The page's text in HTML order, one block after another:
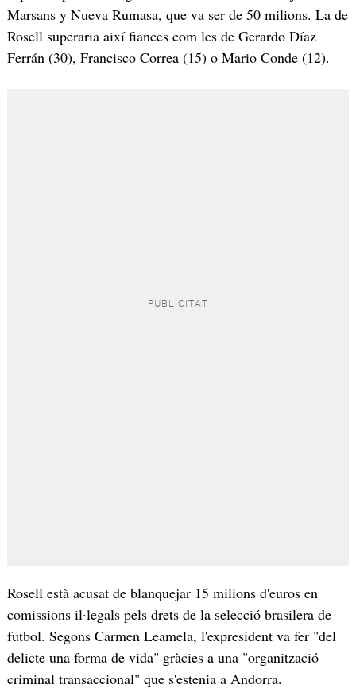
Marsans y Nueva Rumasa, que va ser de 50 milions. La de
Rosell superaria així fiances com les de Gerardo Díaz
Ferrán (30), Francisco Correa (15) o Mario Conde (12).
Rosell està acusat de blanquejar 15 milions d'euros en
comissions il·legals pels drets de la selecció brasilera de
futbol. Segons Carmen Leamela, l'expresident va fer "del
delicte una forma de vida" gràcies a una "organització
criminal transaccional" que s'estenia a Andorra.